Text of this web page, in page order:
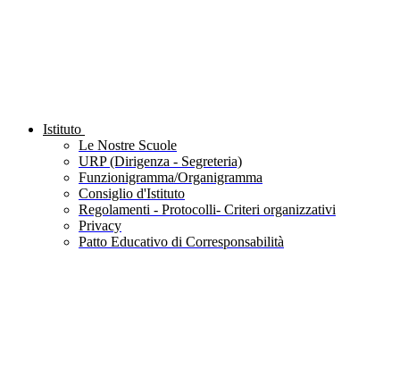
Istituto
Le Nostre Scuole
URP (Dirigenza - Segreteria)
Funzionigramma/Organigramma
Consiglio d'Istituto
Regolamenti - Protocolli- Criteri organizzativi
Privacy
Patto Educativo di Corresponsabilità